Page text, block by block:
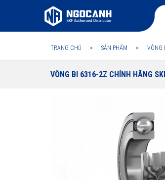
TRANG CHỦ SẢN PHẨM VÒNG
VÒNG BI 6316-2Z CHÍNH HÃNG